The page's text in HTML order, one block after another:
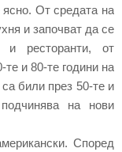
ясно. От средата на
и започват да се
и ресторанти, от
и 80-те години на
били през 50-те и
на нови
Според